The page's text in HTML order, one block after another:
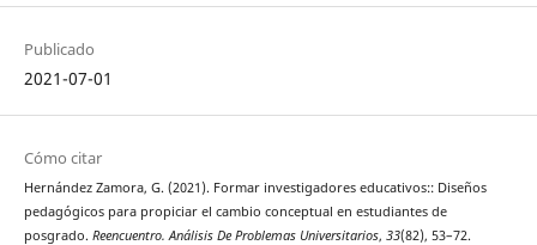
Publicado
2021-07-01
Cómo citar
Hernández Zamora, G. (2021). Formar investigadores educativos:: Diseños
pedagógicos para propiciar el cambio conceptual en estudiantes de
posgrado. Reencuentro. Análisis De Problemas Universitarios, 33(82), 53–72.